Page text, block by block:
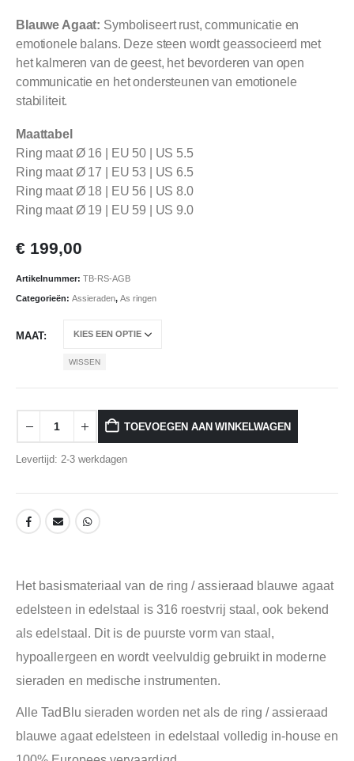
Blauwe Agaat: Symboliseert rust, communicatie en
emotionele balans. Deze steen wordt geassocieerd met
het kalmeren van de geest, het bevorderen van open
communicatie en het ondersteunen van emotionele
stabiliteit.
Maattabel
Ring maat Ø 16 | EU 50 | US 5.5
Ring maat Ø 17 | EU 53 | US 6.5
Ring maat Ø 18 | EU 56 | US 8.0
Ring maat Ø 19 | EU 59 | US 9.0
€ 199,00
Artikelnummer: TB-RS-AGB
Categorieën: Assieraden, As ringen
MAAT
WISSEN
TOEVOEGEN AAN WINKELWAGEN
Levertijd: 2-3 werkdagen
Het basismateriaal van de ring / assieraad blauwe agaat
edelsteen in edelstaal is 316 roestvrij staal, ook bekend
als edelstaal. Dit is de puurste vorm van staal,
hypoallergeen en wordt veelvuldig gebruikt in moderne
sieraden en medische instrumenten.
Alle TadBlu sieraden worden net als de ring / assieraad
blauwe agaat edelsteen in edelstaal volledig in-house en